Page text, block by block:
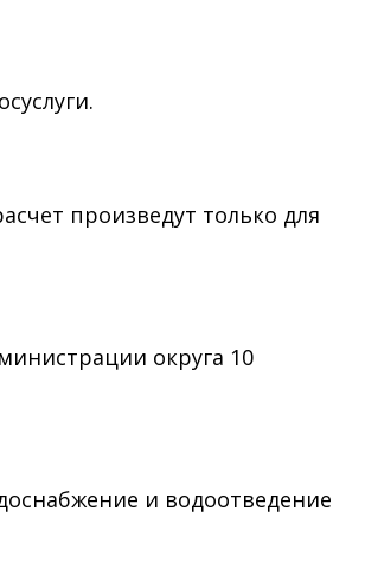
произведут только для
округа 10
и водоотведение